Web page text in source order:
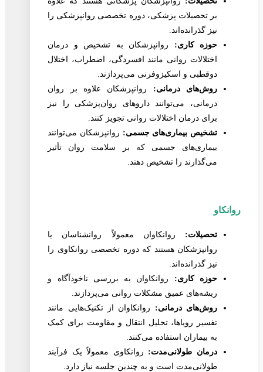
بر تحصیلات پزشکی، دوره تخصصی روانپزشکی را
نیز گذرانده‌اند.
حوزه کاری: روانپزشکان به تشخیص و درمان
اختلالات روانی مانند افسردگی، اضطراب، اختلال
دوقطبی و اسکیزوفرنی می‌پردازند.
روش‌های درمانی: روانپزشکان علاوه بر روان
درمانی، می‌توانند داروهای روان‌پزشکی را نیز
برای درمان اختلالات روانی تجویز کنند.
تشخیص بیماری‌های جسمی: روانپزشکان می‌توانند
بیماری‌های جسمی که بر سلامت روان تأثیر
می‌گذارند را تشخیص دهند.
روانکاو
تحصیلات: روانکاوان معمولاً روانشناسان یا
روانپزشکان هستند که دوره تخصصی روانکاوی را
نیز گذرانده‌اند.
حوزه کاری: روانکاوان به بررسی ناخودآگاه و
ریشه‌های عمیق مشکلات روانی می‌پردازند.
روش‌های درمانی: روانکاوان از تکنیک‌هایی مانند
تفسیر رویاها، تحلیل انتقال و مقاومت برای کمک
به بیماران استفاده می‌کنند.
درمان طولانی‌مدت: روانکاوی معمولاً یک فرآیند
طولانی‌مدت است و به چندین جلسه نیاز دارد.